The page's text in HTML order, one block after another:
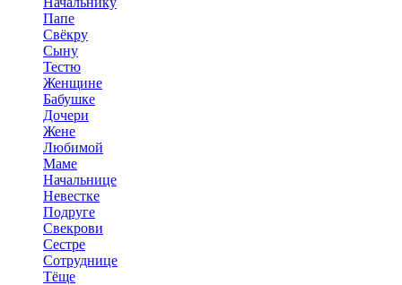
Папе
Свёкру
Сыну
Тестю
Женщине
Бабушке
Дочери
Жене
Любимой
Маме
Начальнице
Невестке
Подруге
Свекрови
Сестре
Сотруднице
Тёще